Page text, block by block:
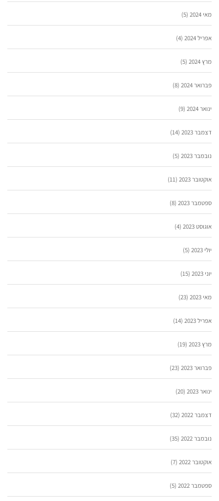
מאי 2024 (5)
אפריל 2024 (4)
מרץ 2024 (5)
פברואר 2024 (8)
ינואר 2024 (9)
דצמבר 2023 (14)
נובמבר 2023 (5)
אוקטובר 2023 (11)
ספטמבר 2023 (8)
אוגוסט 2023 (4)
יולי 2023 (5)
יוני 2023 (15)
מאי 2023 (23)
אפריל 2023 (14)
מרץ 2023 (19)
פברואר 2023 (23)
ינואר 2023 (20)
דצמבר 2022 (32)
נובמבר 2022 (35)
אוקטובר 2022 (7)
ספטמבר 2022 (5)